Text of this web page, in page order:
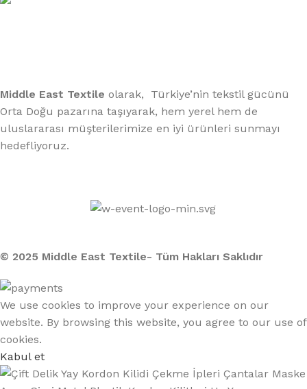
Middle East Textile olarak, Türkiye’nin tekstil gücünü
Orta Doğu pazarına taşıyarak, hem yerel hem de
uluslararası müşterilerimize en iyi ürünleri sunmayı
hedefliyoruz.
© 2025 Middle East Textile- Tüm Hakları Saklıdır
We use cookies to improve your experience on our
website. By browsing this website, you agree to our use of
cookies.
Kabul et